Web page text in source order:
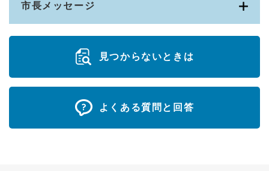
市長メッセージ
見つからないときは
よくある質問と回答